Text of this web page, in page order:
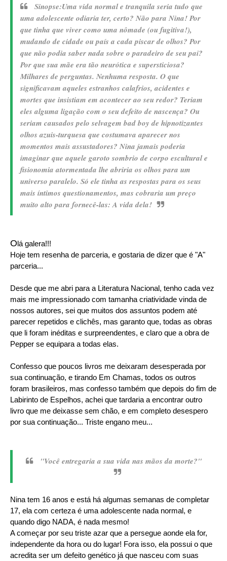
Sinopse:Uma vida normal e tranquila seria tudo que
uma adolescente odiaria ter, certo? Não para Nina! Por
que tinha que viver como uma nômade (ou fugitiva!),
mudando de cidade ou país a cada piscar de olhos? Por
que não podia saber nada sobre o paradeiro de seu pai?
Por que sua mãe era tão neurótica e supersticiosa?
Milhares de perguntas. Nenhuma resposta. O que
significavam aqueles estranhos calafrios, acidentes e
mortes que insistiam em acontecer ao seu redor? Teriam
eles alguma ligação com o seu defeito de nascença? Ou
seriam causados pelo selvagem bad boy de hipnotizantes
olhos azuis-turquesa que costumava aparecer nos
momentos mais assustadores? Nina jamais poderia
imaginar que aquele garoto sombrio de corpo escultural e
fisionomia atormentada lhe abriria os olhos para um
universo paralelo. Só ele tinha as respostas para os seus
mais íntimos questionamentos, mas cobraria um preço
muito alto para fornecê-las: A vida dela!
Olá galera!!!
Hoje tem resenha de parceria, e gostaria de dizer que é "A"
parceria...
Desde que me abri para a Literatura Nacional, tenho cada vez
mais me impressionado com tamanha criatividade vinda de
nossos autores, sei que muitos dos assuntos podem até
parecer repetidos e clichês, mas garanto que, todas as obras
que li foram inéditas e surpreendentes, e claro que a obra de
Pepper se equipara a todas elas.
Confesso que poucos livros me deixaram desesperada por
sua continuação, e tirando Em Chamas, todos os outros
foram brasileiros, mas confesso também que depois do fim de
Labirinto de Espelhos, achei que tardaria a encontrar outro
livro que me deixasse sem chão, e em completo desespero
por sua continuação... Triste engano meu...
"Você entregaria a sua vida nas mãos da morte?"
Nina tem 16 anos e está há algumas semanas de completar
17, ela com certeza é uma adolescente nada normal, e
quando digo NADA, é nada mesmo!
A começar por seu triste azar que a persegue aonde ela for,
independente da hora ou do lugar! Fora isso, ela possui o que
acredita ser um defeito genético já que nasceu com suas